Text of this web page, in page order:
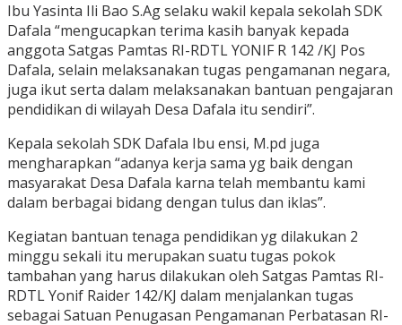
Ibu Yasinta Ili Bao S.Ag selaku wakil kepala sekolah SDK
Dafala “mengucapkan terima kasih banyak kepada
anggota Satgas Pamtas RI-RDTL YONIF R 142 /KJ Pos
Dafala, selain melaksanakan tugas pengamanan negara,
juga ikut serta dalam melaksanakan bantuan pengajaran
pendidikan di wilayah Desa Dafala itu sendiri”.
Kepala sekolah SDK Dafala Ibu ensi, M.pd juga
mengharapkan “adanya kerja sama yg baik dengan
masyarakat Desa Dafala karna telah membantu kami
dalam berbagai bidang dengan tulus dan iklas”.
Kegiatan bantuan tenaga pendidikan yg dilakukan 2
minggu sekali itu merupakan suatu tugas pokok
tambahan yang harus dilakukan oleh Satgas Pamtas RI-
RDTL Yonif Raider 142/KJ dalam menjalankan tugas
sebagai Satuan Penugasan Pengamanan Perbatasan RI-